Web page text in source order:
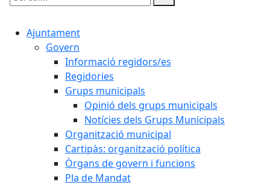
Cercar:
Ajuntament
Govern
Informació regidors/es
Regidories
Grups municipals
Opinió dels grups municipals
Notícies dels Grups Municipals
Organització municipal
Cartipàs: organització política
Òrgans de govern i funcions
Pla de Mandat